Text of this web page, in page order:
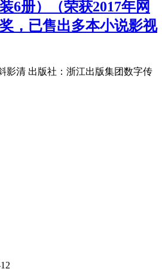
6册）（荣获2017年网
，已售出多本小说影视
影清 出版社：浙江出版集团数字传